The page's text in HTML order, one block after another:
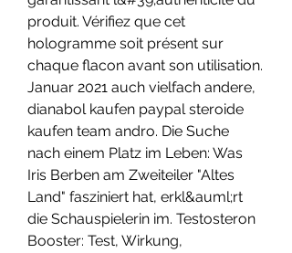
produit. Vérifiez que cet
hologramme soit présent sur
Januar 2021 auch vielfach andere,
dianabol kaufen paypal steroide
kaufen team andro. Die Suche
nach einem Platz im Leben: Was
Iris Berben am Zweiteiler "Altes
Land" fasziniert hat, erkl&auml;rt
die Schauspielerin im. Testosteron
Booster: Test, Wirkung,